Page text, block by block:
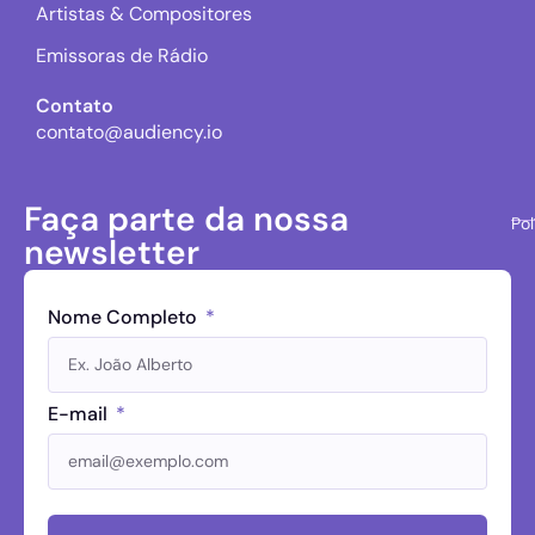
Artistas & Compositores
Emissoras de Rádio
Contato
contato@audiency.io
Faça parte da nossa
newsletter
Nome Completo
E-mail